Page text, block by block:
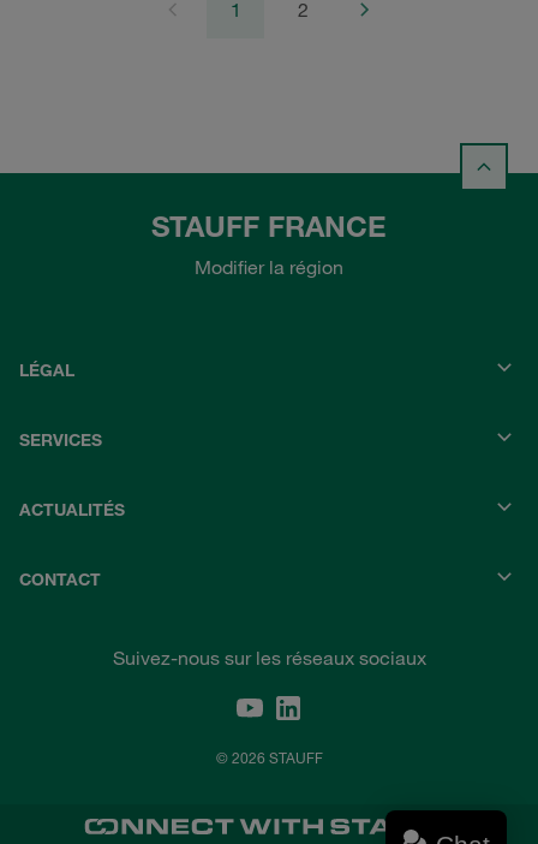
1 2
STAUFF FRANCE
Modifier la région
LÉGAL
SERVICES
ACTUALITÉS
CONTACT
Suivez-nous sur les réseaux sociaux
© 2026 STAUFF